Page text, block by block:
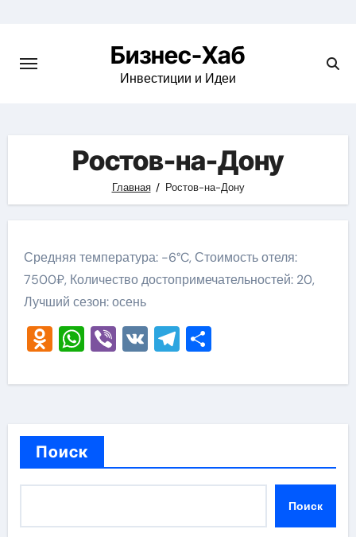
content
Бизнес-Хаб
Инвестиции и Идеи
Ростов-на-Дону
Главная Ростов-на-Дону
Средняя температура: -6°C, Стоимость отеля:
7500₽, Количество достопримечательностей: 20,
Лучший сезон: осень
Odnoklassniki
WhatsApp
Viber
VKTelegram
Отправить
Поиск
Поиск